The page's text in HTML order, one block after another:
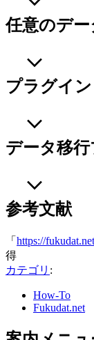
任意のデ
プラグイン
データ移
参考文献
「 https://
得
カテゴリ :
How-To
Fukudat.net